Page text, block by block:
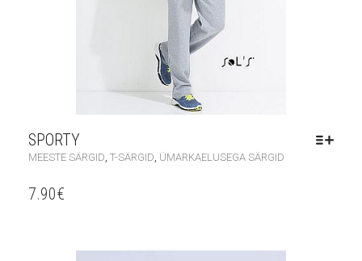
SPORTY
MEESTE SÄRGID T-SÄRGID ÜMARKAELUSEGA SÄRGID
7.90€